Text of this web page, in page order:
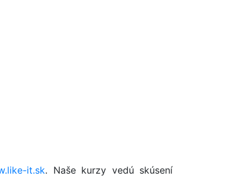
it.sk. Naše kurzy vedú skúsení